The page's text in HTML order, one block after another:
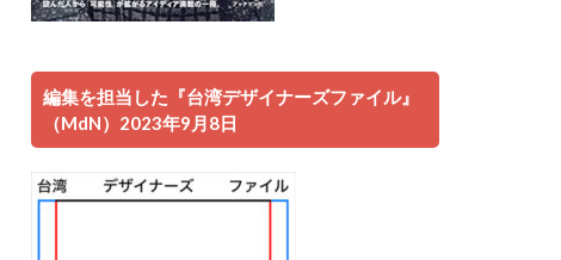
編集を担当した『台湾デザイナーズファイル』
（MdN）2023年9月8日